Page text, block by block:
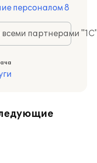
персоналом 8
партнерами